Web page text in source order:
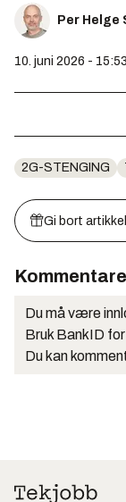
Per Helge
10. juni 2026 - 15:53
2G-STENGING
Gi bort
Du må være
Bruk BankID
Du kan